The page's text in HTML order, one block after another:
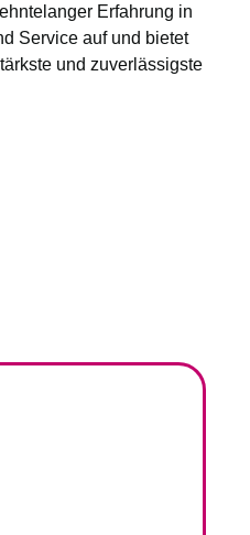
Erfahrung in
Service auf und bietet
und zuverlässigste